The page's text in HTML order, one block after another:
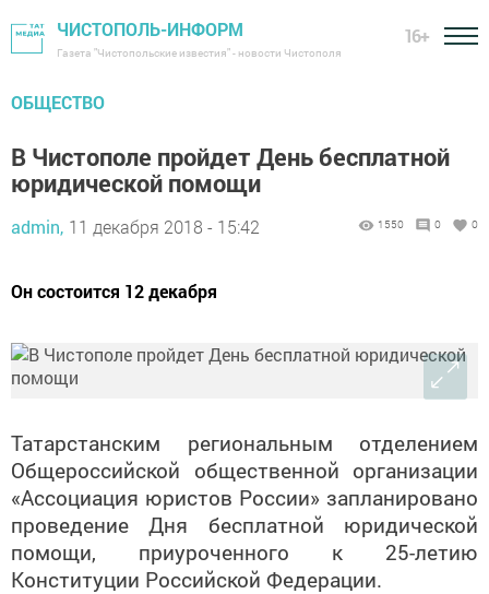
ЧИСТОПОЛЬ-ИНФОРМ
Газета "Чистопольские известия" - новости Чистополя
16+
ОБЩЕСТВО
В Чистополе пройдет День бесплатной
юридической помощи
admin, 11 декабря 2018 - 15:42 1550 0 0
Он состоится 12 декабря
Татарстанским региональным отделением
Общероссийской общественной организации
«Ассоциация юристов России» запланировано
проведение Дня бесплатной юридической
помощи, приуроченного к 25-летию
Конституции Российской Федерации.